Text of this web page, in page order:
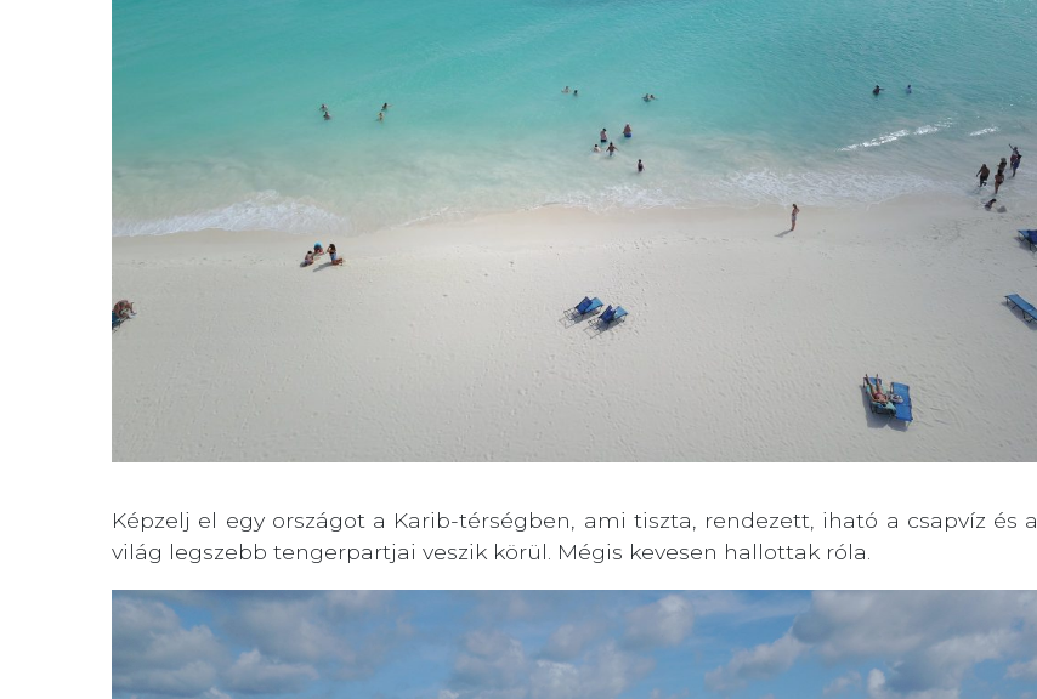
Képzelj el egy országot a Karib-térségben, ami tiszta, rendezett, iható a csapvíz és a
világ legszebb tengerpartjai veszik körül. Mégis kevesen hallottak róla.